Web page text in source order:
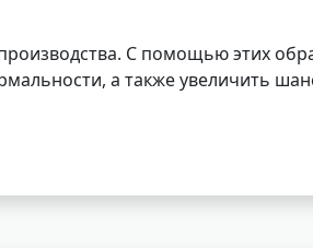
С помощью этих
а также увеличить